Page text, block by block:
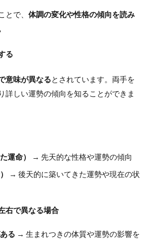
とで、 体調の変化や性格の傾向を読み
る
意味が異なるとされています。両手を
詳しい運勢の傾向を知ることができま
運命）
→ 先天的な性格や運勢の傾向
→ 後天的に築いてきた運勢や現在の状
右で異なる場合
る → 生まれつきの体質や運勢の影響を